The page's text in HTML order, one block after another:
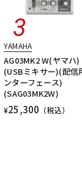
YAMAHA
AG03MK2 W(ヤマハ)
(USBミキサー)(配信
ンターフェース)
(SAG03MK2W)
¥25,300 （税込）